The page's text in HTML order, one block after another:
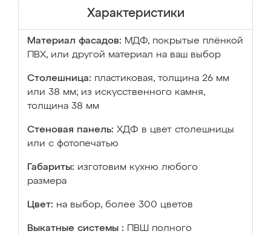
Характеристики
Материал фасадов: МДФ, покрытые плёнкой
ПВХ, или другой материал на ваш выбор
Столешница: пластиковая, толщина 26 мм
или 38 мм; из искусственного камня,
толщина 38 мм
Стеновая панель: ХДФ в цвет столешницы
или с фотопечатью
Габариты: изготовим кухню любого
размера
Цвет: на выбор, более 300 цветов
Выкатные системы :
ПВШ полного